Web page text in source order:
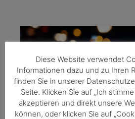
Diese Website verwendet
Informationen dazu und zu Ihren
finden Sie in unserer
Seite. Klicken Sie auf „Ich
akzeptieren und direkt unsere
können, oder klicken Sie auf